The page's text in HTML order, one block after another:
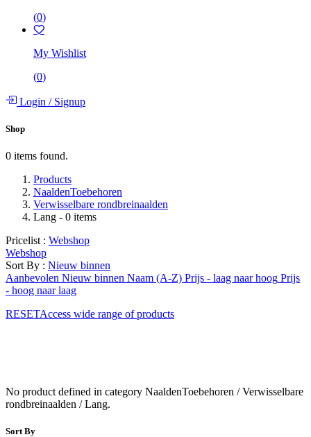
(0)
My Wishlist
(0)
Login /Signup
Shop
0 items found.
Products
NaaldenToebehoren
Verwisselbare rondbreinaalden
Lang - 0 items
Pricelist : Webshop
Webshop
Sort By : Nieuw binnen
Aanbevolen Nieuw binnen Naam (A-Z) Prijs - laag naar hoog Prijs
- hoog naar laag
RESETAccess wide range of products
No product defined in category NaaldenToebehoren / Verwisselbare
rondbreinaalden / Lang.
Sort By